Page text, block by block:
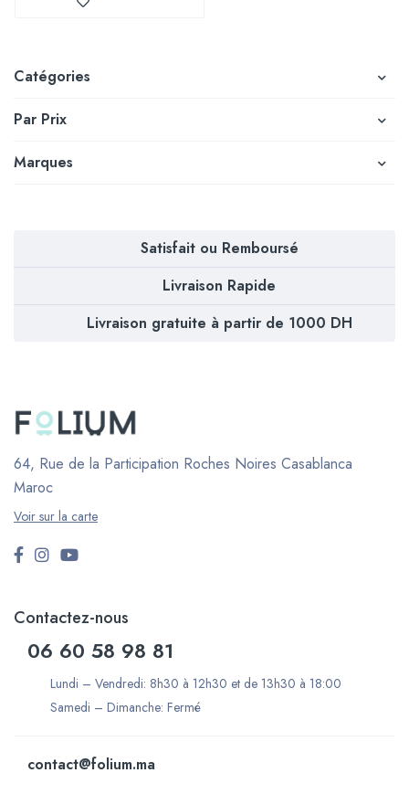
Catégories
Par Prix
Marques
Satisfait ou Remboursé
Livraison Rapide
Livraison gratuite à partir de 1000 DH
64, Rue de la Participation Roches Noires Casablanca
Maroc
Voir sur la carte
Contactez-nous
06 60 58 98 81
Lundi – Vendredi: 8h30 à 12h30 et de 13h30 à 18:00
Samedi – Dimanche: Fermé
contact@folium.ma